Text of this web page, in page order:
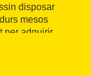
disposar
mesos
per adquirir